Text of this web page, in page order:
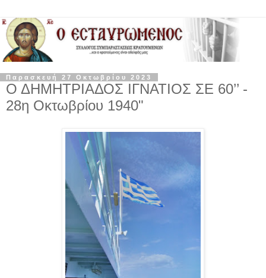
Παρασκευή 27 Οκτωβρίου 2023
Ο ΔΗΜΗΤΡΙΑΔΟΣ ΙΓΝΑΤΙΟΣ ΣΕ 60’’ -
28η Οκτωβρίου 1940"